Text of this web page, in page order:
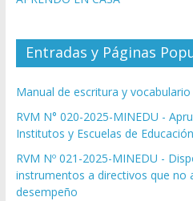
Entradas y Páginas
Manual de escritura y
RVM N° 020-2025-MINEDU -
Institutos y Escuelas de
RVM Nº 021-2025-MINEDU -
instrumentos a directivos que no
desempeño